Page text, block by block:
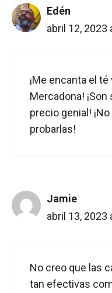
Edén
abril 12, 2023
¡Me encanta el
Mercadona!
precio genial!
probarlas!
Jamie
abril 13, 2023
No creo que las
tan efectivas